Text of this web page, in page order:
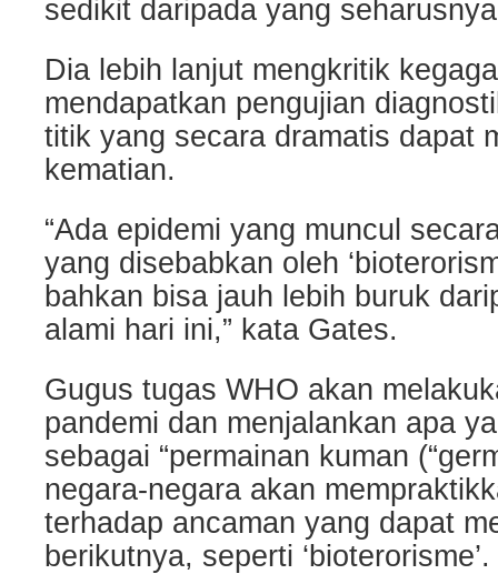
sedikit daripada yang
Dia lebih lanjut mengkritik
mendapatkan pengujian
titik yang secara dramatis dapat
kematian.
“Ada epidemi yang muncul
yang disebabkan oleh
bahkan bisa jauh lebih buruk
alami hari ini,” kata Gates.
Gugus tugas WHO akan
pandemi dan menjalankan apa
sebagai “permainan kuman
negara-negara akan
terhadap ancaman yang dapat
berikutnya, seperti ‘bioterorisme’.